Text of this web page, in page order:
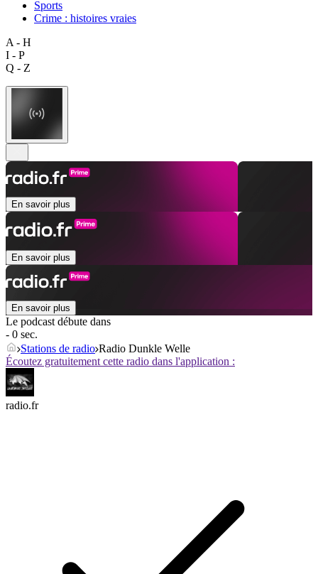
Sports
Crime : histoires vraies
A - H
I - P
Q - Z
En savoir plus
En savoir plus
En savoir plus
Le podcast débute dans
- 0 sec.
Stations de radio Radio Dunkle Welle
Écoutez gratuitement cette radio dans l'application :
radio.fr